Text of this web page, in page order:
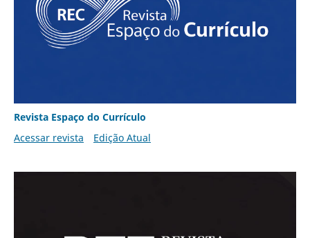
Revista Espaço do Currículo
Acessar revista
Edição Atual